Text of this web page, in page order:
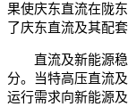
果使庆东直流在陇
了庆东直流及其配
直流及新能源
分。当特高压直流
运行需求向新能源